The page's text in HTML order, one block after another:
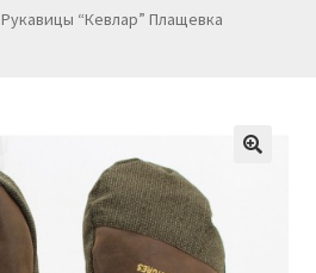
Рукавицы “Кевлар” Плащевка